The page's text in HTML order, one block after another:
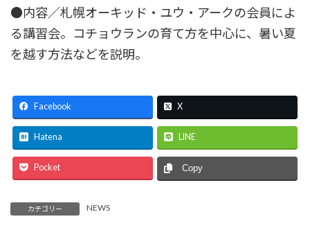
●内容／札幌オーキッド・ユウ・アークの会員によ
る講習会。コチョウランの育て方を中心に、暑い夏
を越す方法などを説明。
Facebook X
Hatena LINE
Pocket Copy
カテゴリー NEWS